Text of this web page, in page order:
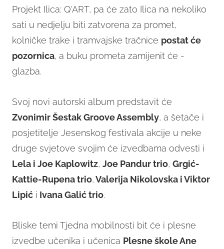
Projekt Ilica: Q'ART, pa će zato Ilica na nekoliko
sati u nedjelju biti zatvorena za promet,
kolničke trake i tramvajske tračnice postat će
pozornica, a buku prometa zamijenit će -
glazba.
Svoj novi autorski album predstavit će
Zvonimir Šestak Groove Assembly, a šetače i
posjetitelje Jesenskog festivala akcije u neke
druge svjetove svojim će izvedbama odvesti i
Lela i Joe Kaplowitz, Joe Pandur trio, Grgić-
Kattie-Rupena trio,Valerija Nikolovska i Viktor
Lipić i Ivana Galić trio.
Bliske temi Tjedna mobilnosti bit će i plesne
izvedbe učenika i učenica Plesne škole Ane